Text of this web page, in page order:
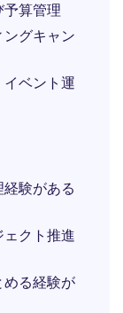
算管理
グキャン
ベント運
験がある
クト推進
める経験が